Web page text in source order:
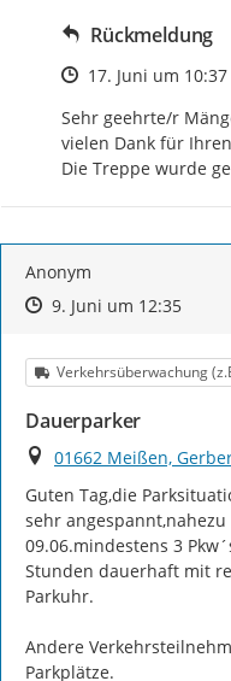
Rückmeldung
Zeitpunkt des
17. Juni um 10:37
Sehr geehrte/r
vielen Dank für
Die Treppe wurde
Anonym
Zeitpunkt des Erstellens
Zeitpunkt des
9. Juni um 12:35Zur
Kategorie
Verkehrsüberwachung
Dauerparker
Ort
01662 Meißen,
Guten Tag,die
sehr
09.06.mindestens 3
Stunden dauerhaft mit
Parkuhr.
Andere
Parkplätze.